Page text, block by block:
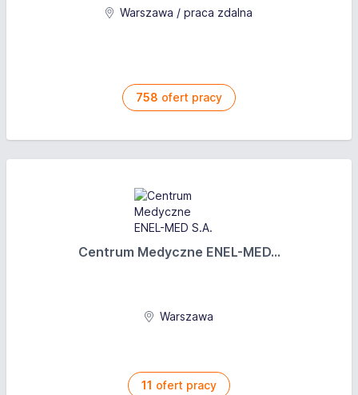
Warszawa / praca zdalna
758 ofert pracy
Centrum Medyczne ENEL-MED...
Warszawa
11 ofert pracy